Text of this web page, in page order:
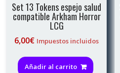
Set 13 Tokens espejo salud
compatible Arkham Horror
LCG
6,00€ Impuestos incluidos
Añadir al carrito